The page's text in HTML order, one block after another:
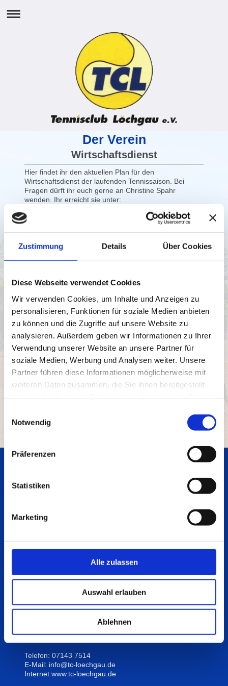
Zustimmung Details Über Cookies
Diese Webseite verwendet Cookies
Wir verwenden Cookies, um Inhalte und Anzeigen zu
personalisieren, Funktionen für soziale Medien anbieten
zu können und die Zugriffe auf unsere Website zu
analysieren. Außerdem geben wir Informationen zu Ihrer
Verwendung unserer Website an unsere Partner für
soziale Medien, Werbung und Analysen weiter. Unsere
Partner führen diese Informationen möglicherweise mit
weiteren Daten zusammen, die Sie ihnen bereitgestellt
Notwendig
Präferenzen
Statistiken
Marketing
Alle zulassen
Auswahl erlauben
Ablehnen
Der Verein
Wirtschaftsdienst
Hier findet ihr den aktuellen Plan für den
Wirtschaftsdienst der laufenden Tennissaison. Bei
Fragen dürft ihr euch gerne an Christine Spahr
wenden. Ihr erreicht sie unter:
T: 0172 1434867
Wirtschaftsplan 2026
PDF-Dokument [142.7 KB]
Aufgaben des Wirtschaftsdienstes 2025
Wirtschaftsdienst 2022 - Aufgaben.pdf
PDF-Dokument [55.7 KB]
Abrechnungsbelege blanko
Belege Abrechnung blanko.xlsx
Microsoft Excel-Dokument [11.4 KB]
Aktuelles
Aktuelles,
Ankündigungen rund um den TC Löchgau geht.
Ergebnisse der Verbandsrunden, Belegung der Plätze
Seite Spielbetrieb.
Schauen Sie immer mal wieder vorbei.
Hier finden Sie uns:
Tennisclub Löchgau e.V.
74369 Löchgau
Telefon: 07143 7514
E-Mail: info@tc-loechgau.de
Internet:www.tc-loechgau.de